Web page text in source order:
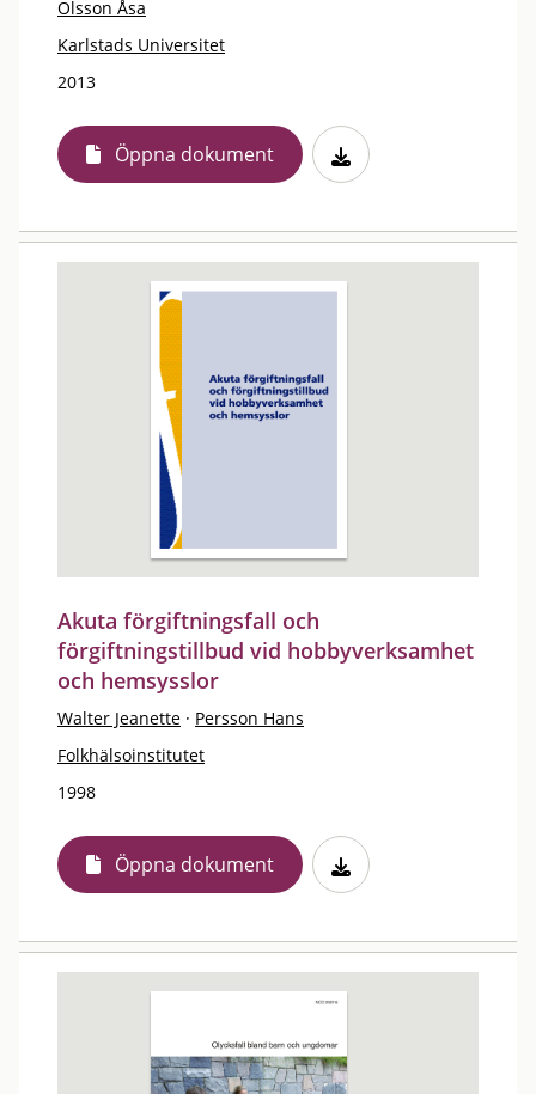
Olsson Åsa
Karlstads Universitet
2013
Öppna dokument
Akuta förgiftningsfall och
förgiftningstillbud vid hobbyverksamhet
och hemsysslor
Walter Jeanette · Persson Hans
Folkhälsoinstitutet
1998
Öppna dokument